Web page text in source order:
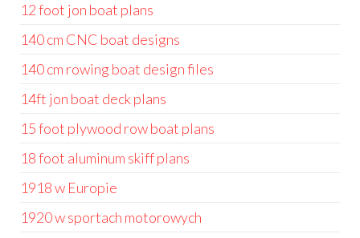
12 foot jon boat plans
140 cm CNC boat designs
140 cm rowing boat design files
14ft jon boat deck plans
15 foot plywood row boat plans
18 foot aluminum skiff plans
1918 w Europie
1920 w sportach motorowych